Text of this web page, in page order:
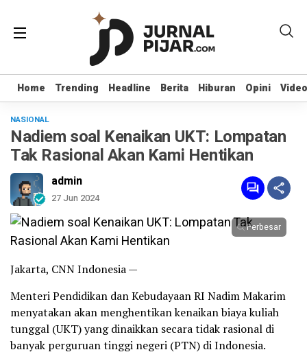
Home Trending Headline Berita Hiburan Opini Video
Home Trending Headline Berita Hiburan Opini Video
NASIONAL
Nadiem soal Kenaikan UKT: Lompatan
Tak Rasional Akan Kami Hentikan
admin
27 Jun 2024
Perbesar
Jakarta, CNN Indonesia —
Menteri Pendidikan dan Kebudayaan RI Nadim Makarim
menyatakan akan menghentikan kenaikan biaya kuliah
tunggal (UKT) yang dinaikkan secara tidak rasional di
banyak perguruan tinggi negeri (PTN) di Indonesia.